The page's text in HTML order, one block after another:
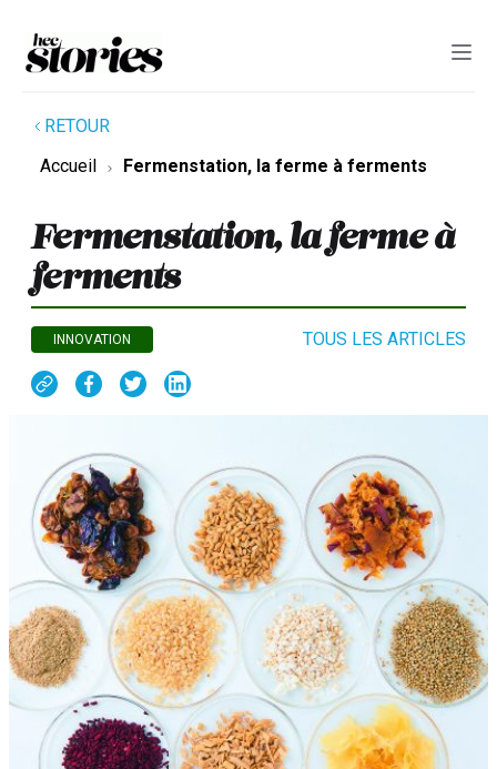
RETOUR
Accueil
Fermenstation, la ferme à ferments
Fermenstation, la ferme à
ferments
INNOVATION TOUS LES ARTICLES